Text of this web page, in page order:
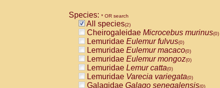
Atelidae Alouatta seniculus
AtelidaeAlouatta
AtelidaeAteles belzebuth(0)
AtelidaeAteles geoffroyi(0)
AtelidaeAteles paniscus(0)
AtelidaeAtelesspp. (0)
AtelidaeLagothrix lagothricha
AtelidaeLagothrix lagothricha cana
PitheciidaeCacajao calvus
Species: * OR search
All species(2)
Cheirogaleidae Microcebus murinus(0)
Lemuridae Eulemur fulvus(0)
Lemuridae Eulemur macaco(0)
Lemuridae Eulemur mongoz(0)
Lemuridae Lemur catta(0)
Lemuridae Varecia variegata(0)
Galagidae Galago senegalensis(0)